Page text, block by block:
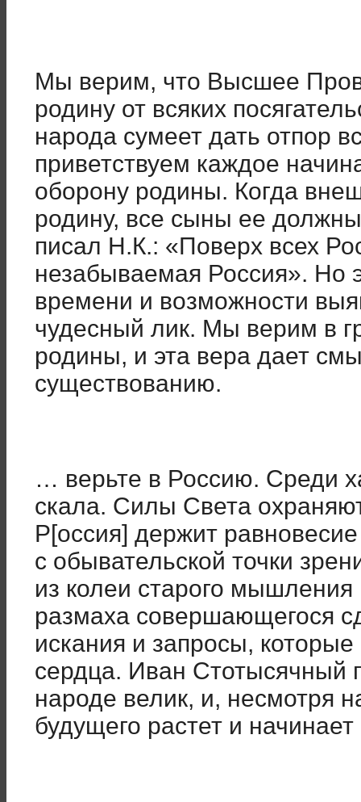
Мы верим, что Высшее
родину от всяких
народа сумеет дать отпор
приветствуем каждое
оборону родины. Когда
родину, все сыны ее
писал Н.К.: «Поверх всех
незабываемая Россия». Но
времени и возможности
чудесный лик. Мы верим в
родины, и эта вера дает
существованию.
… верьте в Россию. Среди
скала. Силы Света
Р[оссия] держит
с обывательской точки
из колеи старого
размаха совершающегося
искания и запросы,
сердца. Иван Стотысячный
народе велик, и, несмотря
будущего растет и